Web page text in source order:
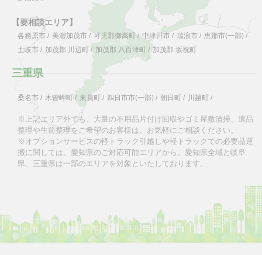
【要相談エリア】
各務原市 / 美濃加茂市 / 可児郡御嵩町/ 中津川市 / 瑞浪市 / 恵那市(一部) /
土岐市 / 加茂郡 川辺町 / 加茂郡 八百津町 / 加茂郡 坂祝町
三重県
桑名市 / 木曽岬町/ 東員町 / 四日市市(一部) / 朝日町 / 川越町 /
※上記エリア外でも、大量の不用品片付け回収やゴミ屋敷清掃、遺品
整理や生前整理をご希望のお客様は、お気軽にご相談ください。
※オプションサービスの軽トラック引越しや軽トラックでの必要品運
搬に関しては、愛知県のご対応可能エリアから、愛知県全域と岐阜
県、三重県は一部のエリアを対象といたしております。